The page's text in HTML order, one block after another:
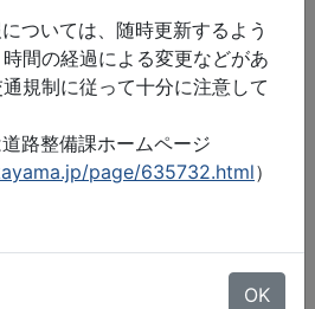
ついては、随時更新するよう
間の経過による変更などがあ
規制に従って十分に注意して
路整備課ホームページ
page/635732.html）
OK
地図データ©2026 ZENRIN